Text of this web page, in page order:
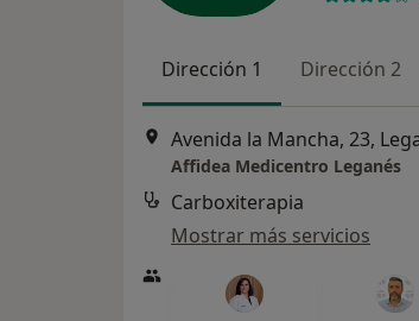
Dirección 1 Dirección 2
Avenida la Mancha, 23,
Affidea Medicentro Leganés
Carboxiterapia
Mostrar más servicios